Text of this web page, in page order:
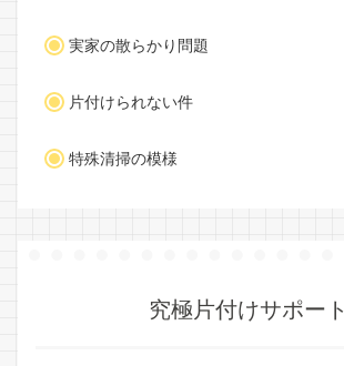
実家の散らかり問題
片付けられない件
特殊清掃の模様
究極片付けサポート